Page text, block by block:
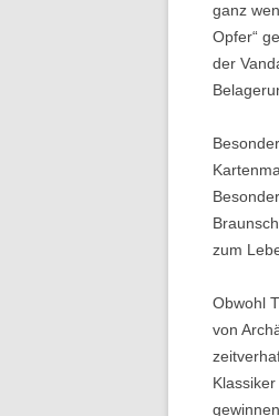
ganz
Opfer“
der
zum
Obwohl
von